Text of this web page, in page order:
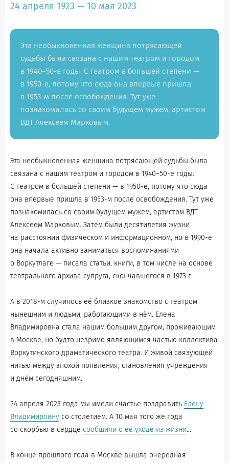
24 апреля 1923 — 10 мая 2023
Эта необыкновенная женщина потрясающей
судьбы была связана с нашим театром и городом
в 1940–50-е годы. С театром в большей степени —
в 1950-е, потому что сюда она впервые пришла
в 1953-м после освобождения. Тут уже
познакомилась со своим будущем мужем, артистом
ВДТ Алексеем Марковым.
Эта необыкновенная женщина потрясающей судьбы была
связана с нашим театром и городом в 1940–50-е годы.
С театром в большей степени — в 1950-е, потому что сюда
она впервые пришла в 1953-м после освобождения. Тут уже
познакомилась со своим будущем мужем, артистом ВДТ
Алексеем Марковым. Затем были десятилетия жизни
на расстоянии физическом и информационном, но в 1990-е
она начала активно заниматься воспоминаниями
о Воркутлаге — писала статьи, книги, в том числе на основе
театрального архива супруга, скончавшегося в 1973 г.
А в 2018-м случилось её близкое знакомство с театром
нынешним и людьми, работающими в нём. Елена
Владимировна стала нашим большим другом, проживающим
в Москве, но будто незримо являющимся частью коллектива
Воркутинского драматического театра. И живой связующей
нитью между эпохой появления, становления учреждения
и днём сегодняшним.
24 апреля 2023 года мы имели счастье поздравить Елену
Владимировну со столетием. А 10 мая того же года
со скорбью в сердце сообщили о её уходе из жизни…
В конце прошлого года в Москве вышла очередная